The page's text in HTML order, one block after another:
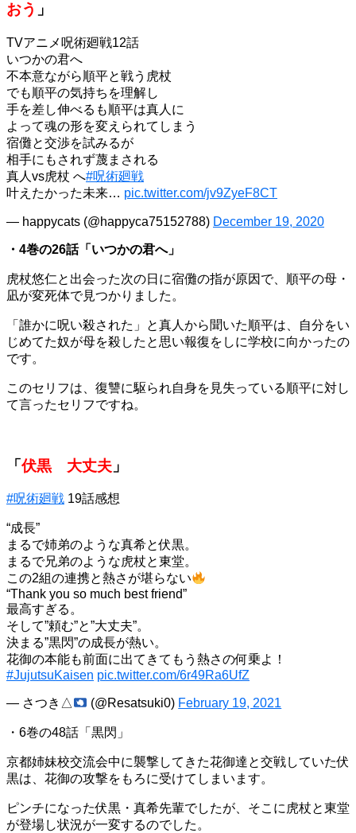
おう 」
TVアニメ呪術廻戦12話
いつかの君へ
不本意ながら順平と戦う虎杖
でも順平の気持ちを理解し
手を差し伸べるも順平は真人に
よって魂の形を変えられてしまう
宿儺と交渉を試みるが
相手にもされず蔑まされる
真人vs虎杖 へ#呪術廻戦
叶えたかった未来… pic.twitter.com/jv9ZyeF8CT
— happycats (@happyca75152788) December 19, 2020
・4巻の26話「いつかの君へ」
虎杖悠仁と出会った次の日に宿儺の指が原因で、順平の母・
凪が変死体で見つかりました。
「誰かに呪い殺された」と真人から聞いた順平は、自分をい
じめてた奴が母を殺したと思い報復をしに学校に向かったの
です。
このセリフは、復讐に駆られ自身を見失っている順平に対し
て言ったセリフですね。
「伏黒 大丈夫 」
#呪術廻戦 19話感想
“成長”
まるで姉弟のような真希と伏黒。
まるで兄弟のような虎杖と東堂。
この2組の連携と熱さが堪らない
“Thank you so much best friend”
最高すぎる。
そして”頼む”と”大丈夫”。
決まる”黒閃”の成長が熱い。
花御の本能も前面に出てきてもう熱さの何乗よ！
#JujutsuKaisen pic.twitter.com/6r49Ra6UfZ
— さつき△ (@Resatsuki0) February 19, 2021
・6巻の48話「黒閃」
京都姉妹校交流会中に襲撃してきた花御達と交戦していた伏
黒は、花御の攻撃をもろに受けてしまいます。
ピンチになった伏黒・真希先輩でしたが、そこに虎杖と東堂
が登場し状況が一変するのでした。